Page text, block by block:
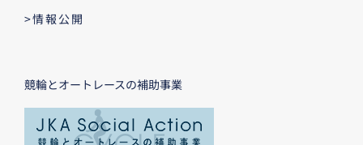
>情報公開
競輪とオートレースの補助事業